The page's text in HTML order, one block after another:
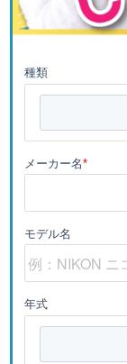
種類
メーカー名*
モデル名
年式